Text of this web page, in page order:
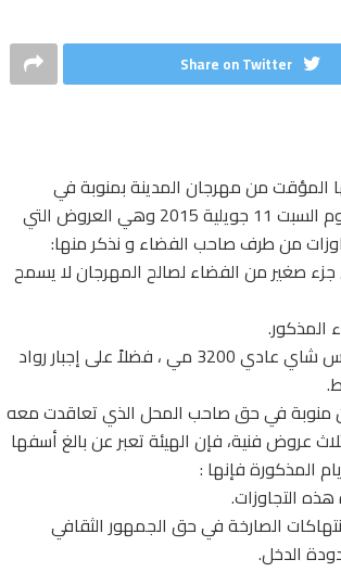
Share on Twitter
بمنوبة في دورته 16 لسنة 2015 ، آنسحابها المؤقت من مهرجان المدينة بمنوبة في
العروض المقامة يوم الخميس 9 جويلية و يوم الجمعة 10 جويلية ويوم السبت 11 جويلية 2015 وهي العروض التي
صغير من الفضاء لصالح المهرجان لا يسمح
*فرض أسعار خيالية للمشروبات المقدمة من محله على سبيل الذكر كأس شاي عادي 3200 مي ، فضلاً على إجبار رواد
منوبة في حق صاحب المحل الذي تعاقدت معه
عروض فنية، فإن الهيئة تعبر عن بالغ أسفها
المذكورة فإنها :
التجاوزات.
الصارخة في حق الجمهور الثقافي
الدخل.